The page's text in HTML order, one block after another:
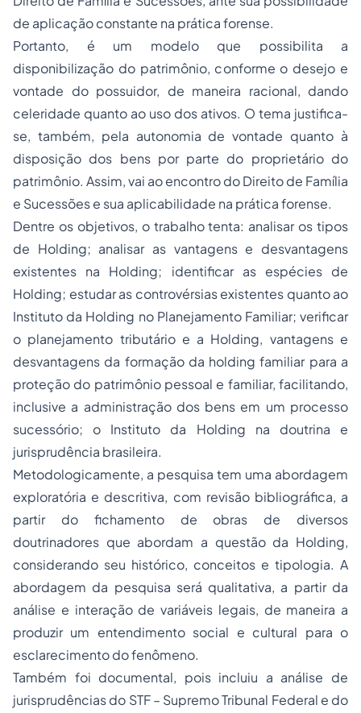
de aplicação constante na prática forense.
Portanto, é um modelo que possibilita a
disponibilização do patrimônio, conforme o desejo e
vontade do possuidor, de maneira racional, dando
celeridade quanto ao uso dos ativos. O tema justifica-
se, também, pela autonomia de vontade quanto à
disposição dos bens por parte do proprietário do
patrimônio. Assim, vai ao encontro do Direito de Família
e Sucessões e sua aplicabilidade na prática forense.
Dentre os objetivos, o trabalho tenta: analisar os tipos
de Holding; analisar as vantagens e desvantagens
existentes na Holding; identificar as espécies de
Holding; estudar as controvérsias existentes quanto ao
Instituto da Holding no Planejamento Familiar; verificar
o planejamento tributário e a Holding, vantagens e
desvantagens da formação da holding familiar para a
proteção do patrimônio pessoal e familiar, facilitando,
inclusive a administração dos bens em um processo
sucessório; o Instituto da Holding na doutrina e
jurisprudência brasileira.
Metodologicamente, a pesquisa tem uma abordagem
exploratória e descritiva, com revisão bibliográfica, a
partir do fichamento de obras de diversos
doutrinadores que abordam a questão da Holding,
considerando seu histórico, conceitos e tipologia. A
abordagem da pesquisa será qualitativa, a partir da
análise e interação de variáveis legais, de maneira a
produzir um entendimento social e cultural para o
esclarecimento do fenômeno.
Também foi documental, pois incluiu a análise de
jurisprudências do STF – Supremo Tribunal Federal e do